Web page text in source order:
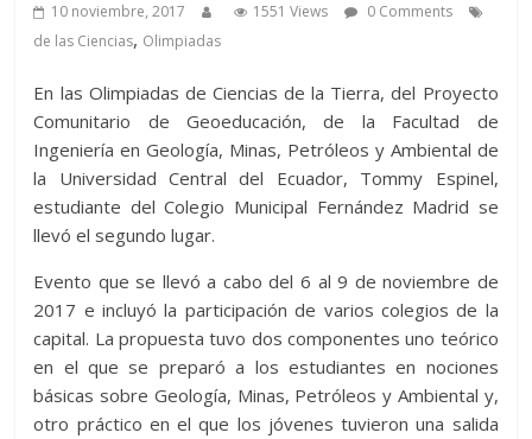
10 noviembre, 2017 1551 Views
0 Comments
de las Ciencias, Olimpiadas
En las Olimpiadas de Ciencias de la Tierra, del Proyecto
Comunitario de Geoeducación, de la Facultad de
Ingeniería en Geología, Minas, Petróleos y Ambiental de
la Universidad Central del Ecuador, Tommy Espinel,
estudiante del Colegio Municipal Fernández Madrid se
llevó el segundo lugar.
Evento que se llevó a cabo del 6 al 9 de noviembre de
2017 e incluyó la participación de varios colegios de la
capital. La propuesta tuvo dos componentes uno teórico
en el que se preparó a los estudiantes en nociones
básicas sobre Geología, Minas, Petróleos y Ambiental y,
otro práctico en el que los jóvenes tuvieron una salida